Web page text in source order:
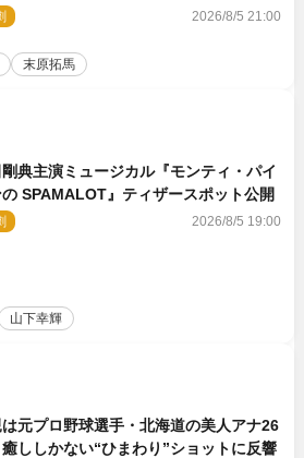
」劇場開幕
2026/8/5 21:00
末原拓馬
典主演ミュージカル『モンティ・パイ
SPAMALOT』ティザースポット公開
2026/8/5 19:00
山下幸輝
元プロ野球選手・北海道の美人アナ26
ししかない“ひまわり”ショットに反響